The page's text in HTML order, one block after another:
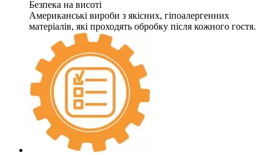
Безпека на висоті
Американські вироби з якісних, гіпоалергенних
матеріалів, які проходять обробку після кожного гостя.